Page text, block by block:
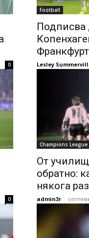
0
Football
Подписва
Франкфурт
Lesley
0
Champions League
От
обратно:
някога
admin3r -